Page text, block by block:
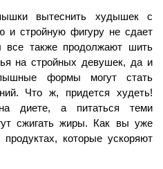
вытеснить худышек с
и стройную фигуру не сдает
все также продолжают шить
на стройных девушек, да и
формы могут стать
Что ж, придется худеть!
диете, а питаться теми
сжигать жиры. Как вы уже
которые ускоряют